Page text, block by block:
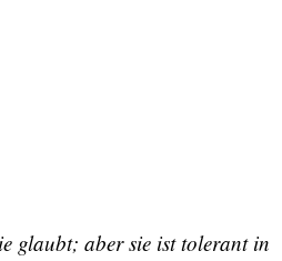
glaubt; aber sie ist tolerant in